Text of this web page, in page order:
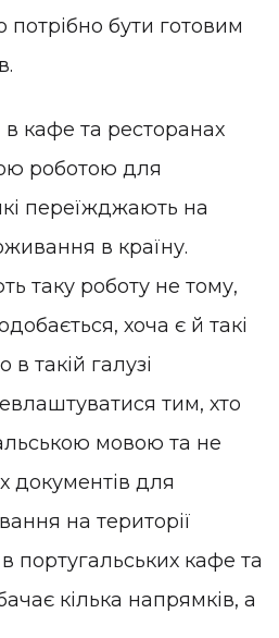
бути готовим
кафе та ресторанах
роботою для
переїжджають на
в країну.
таку роботу не тому,
хоча є й такі
такій галузі
тим, хто
мовою та не
документів для
на території
португальських кафе та
кілька напрямків, а